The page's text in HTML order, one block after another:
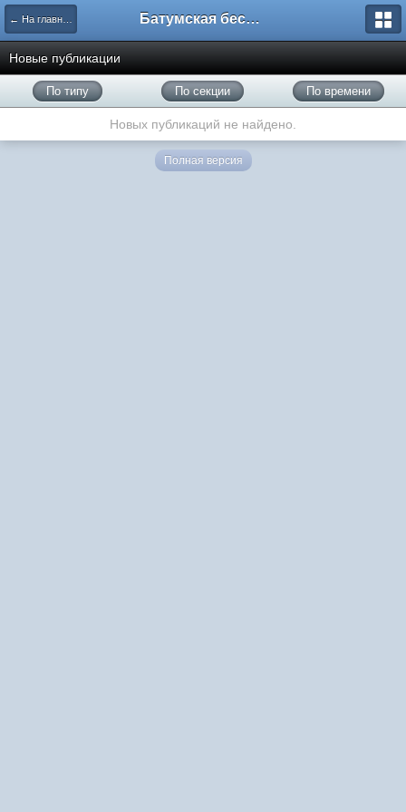
← На главную Батумская беседка
Новые публикации
По типу По секции По времени
Новых публикаций не найдено.
Полная версия